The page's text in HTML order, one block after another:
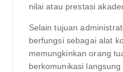
nilai atau prestasi
Selain tujuan
berfungsi sebagai alat
memungkinkan orang
berkomunikasi